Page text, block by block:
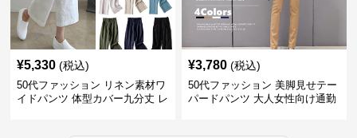
¥5,330 (税込)
50代ファッション リネン素材ワ
イドパンツ 体型カバー九分丈 レ
¥3,780 (税込)
50代ファッション 美脚見せテー
パードパンツ 大人女性向け通勤